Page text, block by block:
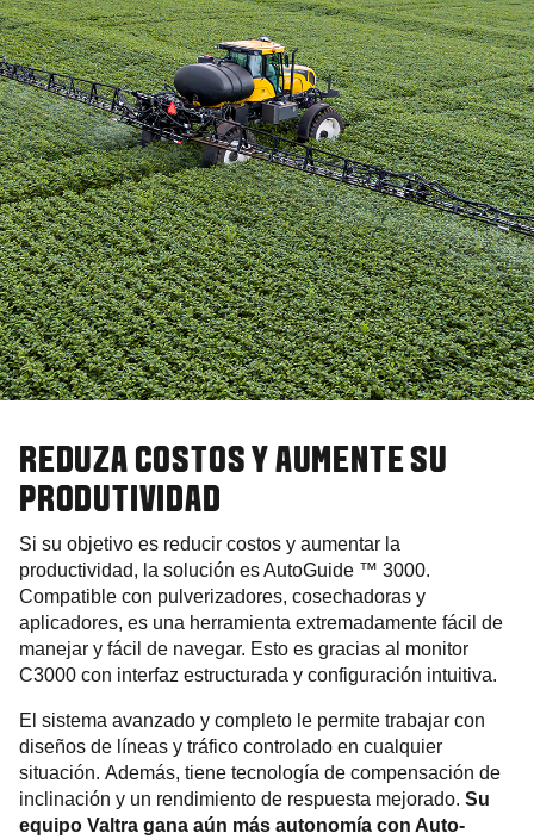
REDUZA COSTOS Y AUMENTE SU
PRODUTIVIDAD
Si su objetivo es reducir costos y aumentar la
productividad, la solución es AutoGuide ™ 3000.
Compatible con pulverizadores, cosechadoras y
aplicadores, es una herramienta extremadamente fácil de
manejar y fácil de navegar. Esto es gracias al monitor
C3000 con interfaz estructurada y configuración intuitiva.
El sistema avanzado y completo le permite trabajar con
diseños de líneas y tráfico controlado en cualquier
situación. Además, tiene tecnología de compensación de
inclinación y un rendimiento de respuesta mejorado. Su
equipo Valtra gana aún más autonomía con Auto-